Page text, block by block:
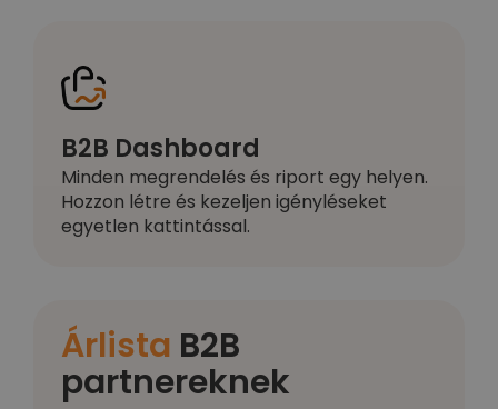
B2B Dashboard
Minden megrendelés és riport egy helyen.
Hozzon létre és kezeljen igényléseket
egyetlen kattintással.
Árlista B2B
partnereknek